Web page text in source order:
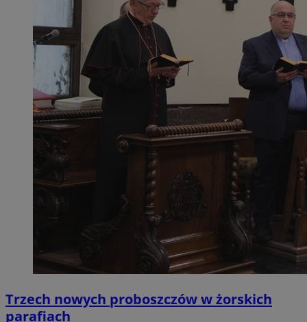
Trzech nowych proboszczów w żorskich
parafiach